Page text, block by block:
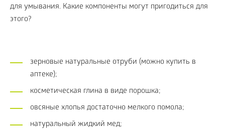
для умывания. Какие компоненты могут пригодиться для
этого?
зерновые натуральные отруби (можно купить в
аптеке);
косметическая глина в виде порошка;
овсяные хлопья достаточно мелкого помола;
натуральный жидкий мед;